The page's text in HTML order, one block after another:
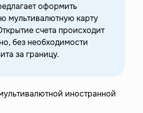
оформить
мультивалютную карту
счета происходит
без необходимости
за границу.
иностранной